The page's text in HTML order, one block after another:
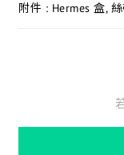
附件 : Hermes 盒,